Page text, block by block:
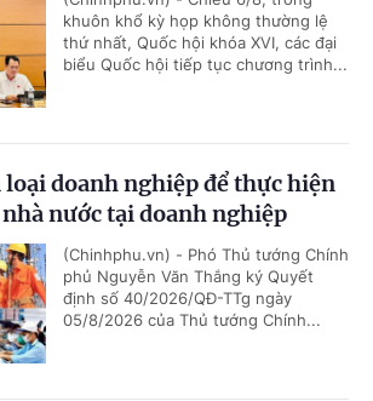
khuôn khổ kỳ họp không thường lệ
thứ nhất, Quốc hội khóa XVI, các đại
biểu Quốc hội tiếp tục chương trình...
doanh nghiệp để thực hiện
nước tại doanh nghiệp
(Chinhphu.vn) - Phó Thủ tướng Chính
phủ Nguyễn Văn Thắng ký Quyết
định số 40/2026/QĐ-TTg ngày
05/8/2026 của Thủ tướng Chính...